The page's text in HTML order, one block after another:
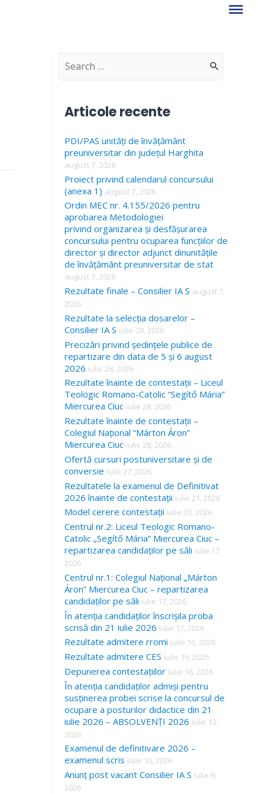
S
c
h
f
o
r
:
Articole recente
PDI/PAS unități de învățământ
preuniversitar din județul Harghita
august 7, 2026
Proiect privind calendarul concursului
(anexa 1) august 7, 2026
Ordin MEC nr. 4.155/2026 pentru
aprobarea Metodologiei
privind organizarea și desfășurarea
concursului pentru ocuparea funcțiilor de
director și director adjunct dinunitățile
de învățământ preuniversitar de stat
august 7, 2026
Rezultate finale – Consilier IA S august 7,
2026
Rezultate la selecția dosarelor –
Consilier IA S iulie 28, 2026
Precizări privind ședințele publice de
repartizare din data de 5 și 6 august
2026 iulie 28, 2026
Rezultate înainte de contestații – Liceul
Teologic Romano-Catolic “Segítő Mária”
Miercurea Ciuc iulie 28, 2026
Rezultate înainte de contestații –
Colegiul Național “Márton Áron”
Miercurea Ciuc iulie 28, 2026
Ofertă cursuri postuniversitare și de
conversie iulie 27, 2026
Rezultatele la examenul de Definitivat
2026 înainte de contestații iulie 21, 2026
Model cerere contestații iulie 20, 2026
Centrul nr.2: Liceul Teologic Romano-
Catolic „Segítő Mária” Miercurea Ciuc –
repartizarea candidaților pe săli iulie 17,
2026
Centrul nr.1: Colegiul Național „Márton
Áron” Miercurea Ciuc – repartizarea
candidaților pe săli iulie 17, 2026
În atenția candidaților înscrișila proba
scrisă din 21 iulie 2026 iulie 17, 2026
Rezultate admitere rromi iulie 16, 2026
Rezultate admitere CES iulie 16, 2026
Depunerea contestațiilor iulie 16, 2026
În atenția candidaților admiși pentru
susținerea probei scrise la concursul de
ocupare a posturilor didactice din 21
iulie 2026 – ABSOLVENȚI 2026 iulie 13,
2026
Examenul de definitivare 2026 –
examenul scris iulie 10, 2026
Anunț post vacant Consilier IA S iulie 9,
2026